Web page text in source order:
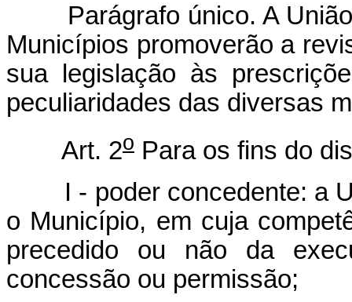
Parágrafo único. A União,
Municípios promoverão a
sua legislação às
peculiaridades das diversas
Art. 2o Para os fins do
I - poder concedente: a
o Município, em cuja
precedido ou não da
concessão ou permissão;